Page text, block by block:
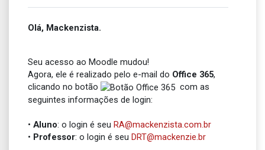
Olá, Mackenzista.
Seu acesso ao Moodle mudou!
Agora, ele é realizado pelo e-mail do Office 365,
clicando no botão
com as
seguintes informações de login:
• Aluno: o login é seu RA@mackenzista.com.br
• Professor: o login é seu DRT@mackenzie.br